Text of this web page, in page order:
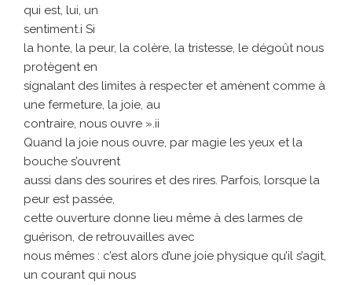
qui est, lui, un
sentiment.i Si
la honte, la peur, la colère, la tristesse, le dégoût nous
protègent en
signalant des limites à respecter et amènent comme à
une fermeture, la joie, au
contraire, nous ouvre ».ii
Quand la joie nous ouvre, par magie les yeux et la
bouche s’ouvrent
aussi dans des sourires et des rires. Parfois, lorsque la
peur est passée,
cette ouverture donne lieu même à des larmes de
guérison, de retrouvailles avec
nous mêmes : c’est alors d’une joie physique qu’il s’agit,
un courant qui nous